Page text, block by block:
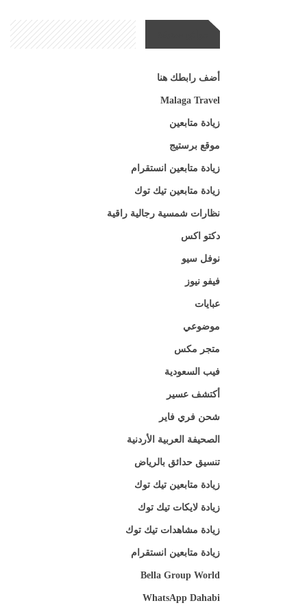
أضف رابطك هنا
Malaga Travel
زيادة متابعين
موقع برستيج
زيادة متابعين انستقرام
زيادة متابعين تيك توك
نظارات شمسية رجالية راقية
دكتو اكس
نوفل سيو
فيفو نيوز
عبايات
موضوعي
متجر مكس
فيب السعودية
أكتشف عسير
شحن فري فاير
الصحيفة العربية الأردنية
تنسيق حدائق بالرياض
زيادة متابعين تيك توك
زيادة لايكات تيك توك
زيادة مشاهدات تيك توك
زيادة متابعين انستقرام
Bella Group World
WhatsApp Dahabi